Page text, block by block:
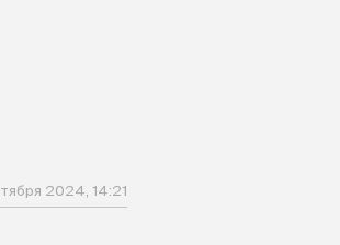
2024, 14:21